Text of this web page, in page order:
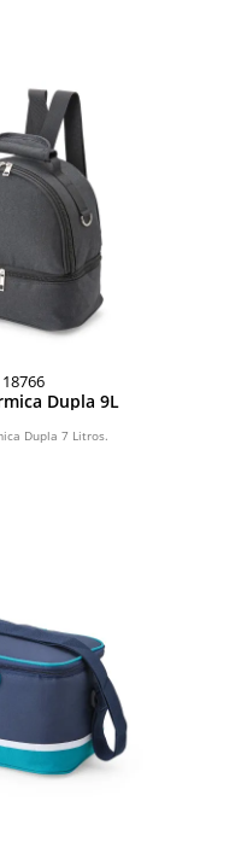
18766
Dupla 9L
Dupla 7 Litros.